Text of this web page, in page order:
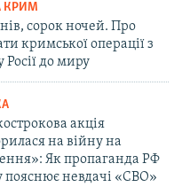
КРИМ
сорок ночей. Про
кримської операції з
Росії до миру
акція
на війну на
Як пропаганда РФ
пояснює невдачі «СВО»